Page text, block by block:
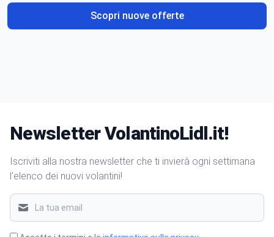
Scopri nuove offerte
Newsletter VolantinoLidl.it!
Iscriviti alla nostra newsletter che ti invierà ogni settimana
l'elenco dei nuovi volantini!